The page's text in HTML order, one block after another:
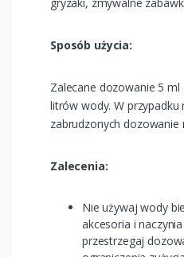
gryzaki, zmywalne
​Sposób użycia:
Zalecane dozowanie 5 ml
litrów wody. W przypadku
zabrudzonych dozowanie
Zalecenia:
Nie używaj wody
akcesoria i
przestrzegaj